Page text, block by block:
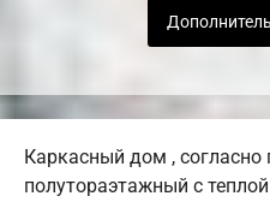
Каркасный дом , согласно
полутораэтажный с